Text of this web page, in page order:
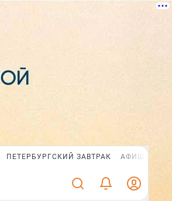
ПЕТЕРБУРГСКИЙ ЗАВТРАК АФИША PLUS